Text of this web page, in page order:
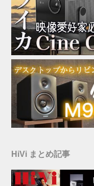
HiVi まとめ記事